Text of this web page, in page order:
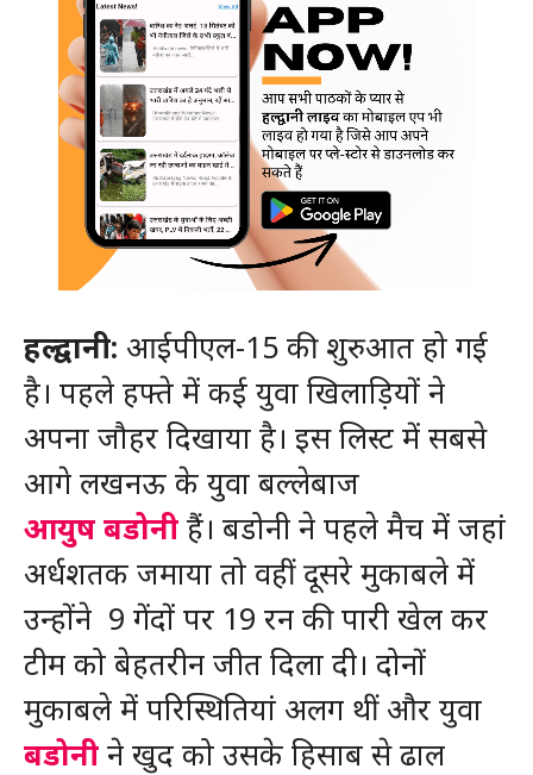
हल्द्वानी: आईपीएल-15 की शुरुआत हो गई
है। पहले हफ्ते में कई युवा खिलाड़ियों ने
अपना जौहर दिखाया है। इस लिस्ट में सबसे
आगे लखनऊ के युवा बल्लेबाज
आयुष बडोनीहैं। बडोनी ने पहले मैच में जहां
अर्धशतक जमाया तो वहीं दूसरे मुकाबले में
उन्होंने 9 गेंदों पर 19 रन की पारी खेल कर
टीम को बेहतरीन जीत दिला दी। दोनों
मुकाबले में परिस्थितियां अलग थीं और युवा
बडोनीने खुद को उसके हिसाब से ढाल